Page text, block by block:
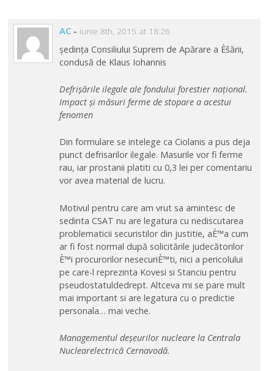
AC - iunie 8th, 2015 at 18:26
ședința Consiliului Suprem de Apărare a Èšării,
condusă de Klaus Iohannis
Defrișările ilegale ale fondului forestier național.
Impact și măsuri ferme de stopare a acestui
fenomen
Din formulare se intelege ca Ciolanis a pus deja
punct defrisarilor ilegale. Masurile vor fi ferme
rau, iar prostanii platiti cu 0,3 lei per comentariu
vor avea material de lucru.
Motivul pentru care am vrut sa amintesc de
sedinta CSAT nu are legatura cu nediscutarea
problematicii securistilor din justitie, aÈ™a cum
ar fi fost normal după solicitările judecătorilor
È™i procurorilor nesecuriÈ™ti, nici a pericolului
pe care-l reprezinta Kovesi si Stanciu pentru
pseudostatuldedrept. Altceva mi se pare mult
mai important si are legatura cu o predictie
personala… mai veche.
Managementul deșeurilor nucleare la Centrala
Nuclearelectrică Cernavodă.